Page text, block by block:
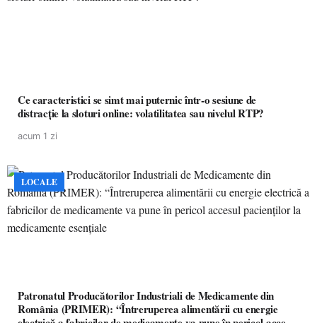
Ce caracteristici se simt mai puternic într-o sesiune de
distracție la sloturi online: volatilitatea sau nivelul RTP?
acum 1 zi
LOCALE
Patronatul Producătorilor Industriali de Medicamente din
România (PRIMER): “Întreruperea alimentării cu energie